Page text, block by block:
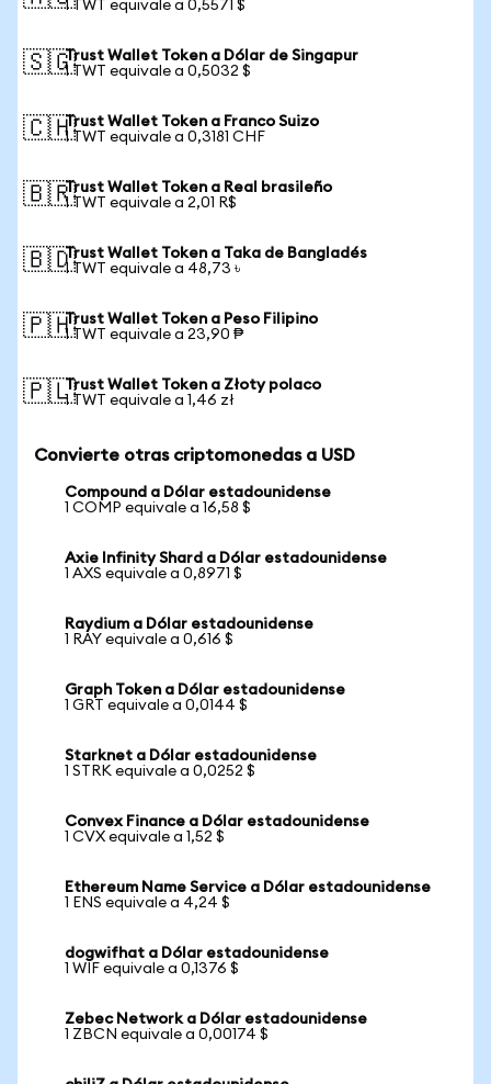
1 TWT equivale a 0,5571 $
🇸🇬Trust Wallet Token a Dólar de Singapur
1 TWT equivale a 0,5032 $
🇨🇭Trust Wallet Token a Franco Suizo
1 TWT equivale a 0,3181 CHF
🇧🇷Trust Wallet Token a Real brasileño
1 TWT equivale a 2,01 R$
🇧🇩Trust Wallet Token a Taka de Bangladés
1 TWT equivale a 48,73 ৳
🇵🇭Trust Wallet Token a Peso Filipino
1 TWT equivale a 23,90 ₱
🇵🇱Trust Wallet Token a Złoty polaco
1 TWT equivale a 1,46 zł
Convierte otras criptomonedas a USD
Compound a Dólar estadounidense
1 COMP equivale a 16,58 $
Axie Infinity Shard a Dólar estadounidense
1 AXS equivale a 0,8971 $
Raydium a Dólar estadounidense
1 RAY equivale a 0,616 $
Graph Token a Dólar estadounidense
1 GRT equivale a 0,0144 $
Starknet a Dólar estadounidense
1 STRK equivale a 0,0252 $
Convex Finance a Dólar estadounidense
1 CVX equivale a 1,52 $
Ethereum Name Service a Dólar estadounidense
1 ENS equivale a 4,24 $
dogwifhat a Dólar estadounidense
1 WIF equivale a 0,1376 $
Zebec Network a Dólar estadounidense
1 ZBCN equivale a 0,00174 $